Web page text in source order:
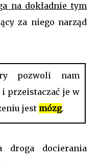
na dokładnie tym
za niego narząd
pozwoli nam
przeistaczać je w
jest mózg.
droga docierania